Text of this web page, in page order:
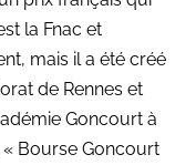
la Fnac et
mais il a été créé
de Rennes et
Goncourt à
Bourse Goncourt